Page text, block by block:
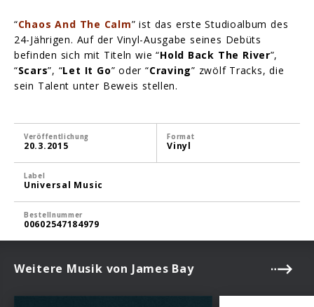
“Chaos And The Calm” ist das erste Studioalbum des
24-Jährigen. Auf der Vinyl-Ausgabe seines Debüts
befinden sich mit Titeln wie “Hold Back The River”,
“Scars”, “Let It Go” oder “Craving” zwölf Tracks, die
sein Talent unter Beweis stellen.
Veröffentlichung
20.3.2015
Format
Vinyl
Label
Universal Music
Bestellnummer
00602547184979
Weitere Musik von James Bay